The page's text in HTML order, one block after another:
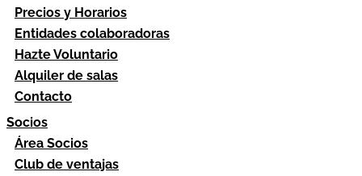
Precios y Horarios
Entidades colaboradoras
Hazte Voluntario
Alquiler de salas
Contacto
Socios
Área Socios
Club de ventajas